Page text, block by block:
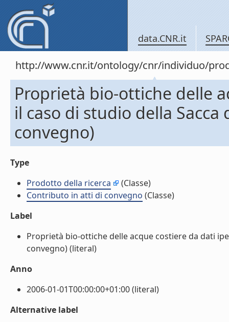
data.CNR.it
http://www.cnr.it/ontology/cnr/individuo/
Proprietà bio-ottiche delle
il caso di studio della
convegno)
Type
Prodotto della ricerca
(Classe)
Contributo in atti di convegno (Classe)
Label
Proprietà bio-ottiche delle acque costiere da dati
convegno) (literal)
Anno
2006-01-01T00:00:00+01:00 (literal)
Alternative label